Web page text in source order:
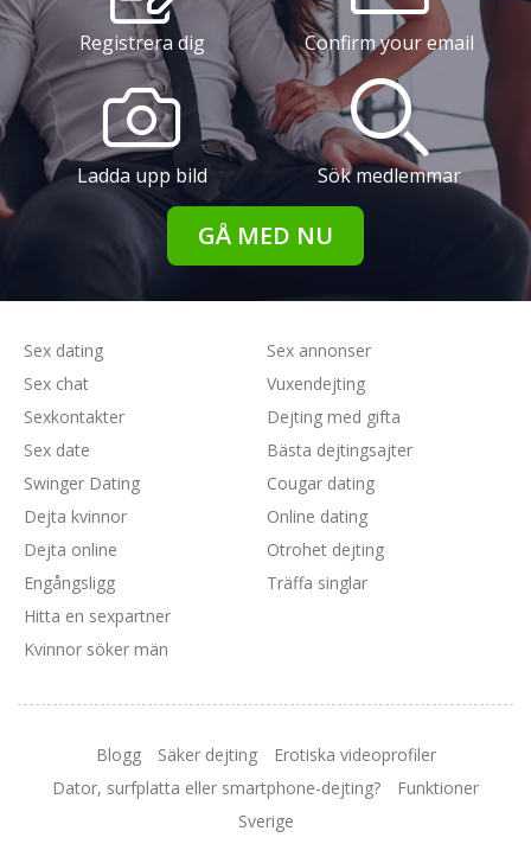
Registrera dig Confirm your email
Ladda upp bild Sök medlemmar
GÅ MED NU
Sex dating
Sex chat
Sexkontakter
Sex date
Swinger Dating
Sex annonser
Vuxendejting
Dejting med gifta
Bästa dejtingsajter
Cougar dating
Dejta kvinnor
Dejta online
Engångsligg
Hitta en sexpartner
Kvinnor söker män
Online dating
Otrohet dejting
Träffa singlar
Blogg Säker dejting
Erotiska videoprofiler
Dator, surfplatta eller smartphone-dejting?
Funktioner
Sverige